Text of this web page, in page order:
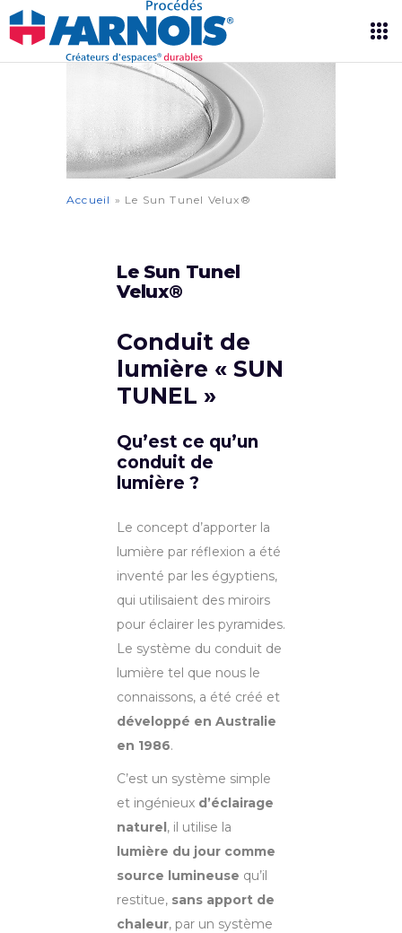
Accueil » Le Sun Tunel Velux®
Le Sun Tunel
Velux®
Conduit de
lumière « SUN
TUNEL »
Qu’est ce qu’un
conduit de
lumière ?
Le concept d’apporter la
lumière par réflexion a été
inventé par les égyptiens,
qui utilisaient des miroirs
pour éclairer les pyramides.
Le système du conduit de
lumière tel que nous le
connaissons, a été créé et
développé en Australie
en 1986.
C’est un système simple
et ingénieux d’éclairage
naturel, il utilise la
lumière du jour comme
source lumineuse qu’il
restitue, sans apport de
chaleur, par un système